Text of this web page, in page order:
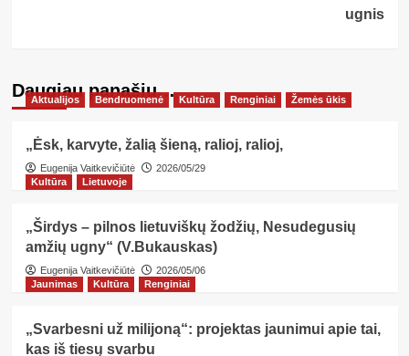
ugnis
Daugiau panašių…
Aktualijos Bendruomenė Kultūra Renginiai Žemės ūkis
„Ėsk, karvyte, žalią šieną, ralioj, ralioj,
Eugenija Vaitkevičiūtė
2026/05/29
Kultūra
Lietuvoje
„Širdys – pilnos lietuviškų žodžių, Nesudegusių
amžių ugny“ (V.Bukauskas)
Eugenija Vaitkevičiūtė
2026/05/06
Jaunimas
Kultūra Renginiai
„Svarbesni už milijoną“: projektas jaunimui apie tai,
kas iš tiesų svarbu